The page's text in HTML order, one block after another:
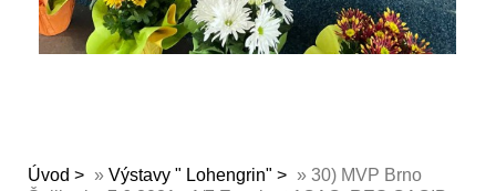
Úvod » Výstavy " Lohengrin" » 30) MVP Brno